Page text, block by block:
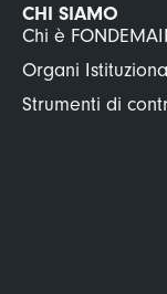
CHI SIAMO
Chi è
Organi
Strumenti di